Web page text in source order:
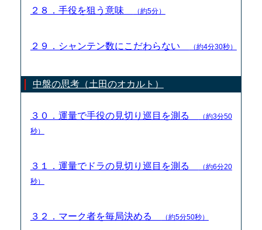
２８．手役を狙う意味 （約5分）
２９．シャンテン数にこだわらない （約4分30秒）
中盤の思考（土田のオカルト）
３０．運量で手役の見切り巡目を測る
（約3分50
秒）
３１．運量でドラの見切り巡目を測る
（約6分20
秒）
３２．マーク者を毎局決める （約5分50秒）